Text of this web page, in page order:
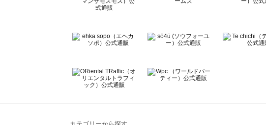
Wpc.（ワールドパーティー）のバッグ一覧